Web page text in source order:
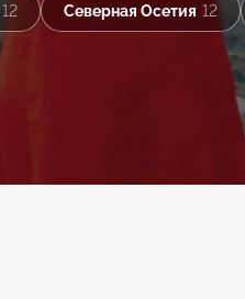
12 Северная Осетия 12